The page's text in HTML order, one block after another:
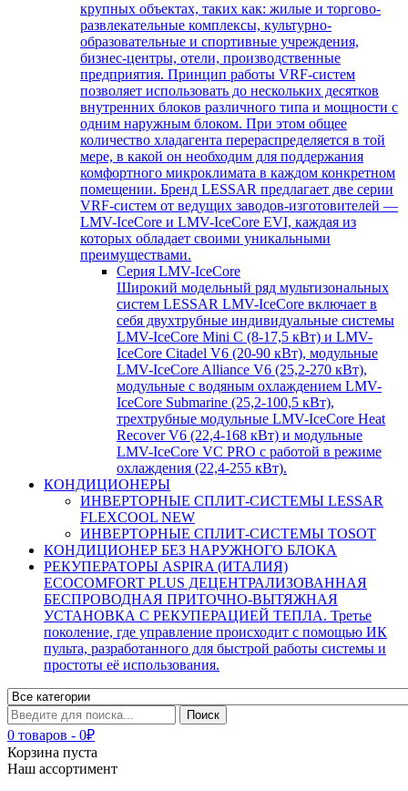
крупных объектах, таких как: жилые и торгово-
развлекательные комплексы, культурно-
образовательные и спортивные учреждения,
бизнес-центры, отели, производственные
предприятия. Принцип работы VRF-систем
позволяет использовать до нескольких десятков
внутренних блоков различного типа и мощности с
одним наружным блоком. При этом общее
количество хладагента перераспределяется в той
мере, в какой он необходим для поддержания
комфортного микроклимата в каждом конкретном
помещении. Бренд LESSAR предлагает две серии
VRF-систем от ведущих заводов-изготовителей —
LMV-IceCore и LMV-IceCore EVI, каждая из
которых обладает своими уникальными
преимуществами.
Серия LMV-IceCore
Широкий модельный ряд мультизональных
систем LESSAR LMV-IceCore включает в
себя двухтрубные индивидуальные системы
LMV-IceCore Mini C (8-17,5 кВт) и LMV-
IceCore Citadel V6 (20-90 кВт), модульные
LMV-IceCore Alliance V6 (25,2-270 кВт),
модульные с водяным охлаждением LMV-
IceCore Submarine (25,2-100,5 кВт),
трехтрубные модульные LMV-IceCore Heat
Recover V6 (22,4-168 кВт) и модульные
LMV-IceCore VC PRO с работой в режиме
охлаждения (22,4-255 кВт).
КОНДИЦИОНЕРЫ
ИНВЕРТОРНЫЕ СПЛИТ-СИСТЕМЫ LESSAR
FLEXCOOL NEW
ИНВЕРТОРНЫЕ СПЛИТ-СИСТЕМЫ TOSOT
КОНДИЦИОНЕР БЕЗ НАРУЖНОГО БЛОКА
РЕКУПЕРАТОРЫ ASPIRA (ИТАЛИЯ)
ECOCOMFORT PLUS ДЕЦЕНТРАЛИЗОВАННАЯ
БЕСПРОВОДНАЯ ПРИТОЧНО-ВЫТЯЖНАЯ
УСТАНОВКА С РЕКУПЕРАЦИЕЙ ТЕПЛА. Третье
поколение, где управление происходит с помощью ИК
пульта, разработанного для быстрой работы системы и
простоты её использования.
0 товаров - 0₽
Корзина пуста
Наш ассортимент